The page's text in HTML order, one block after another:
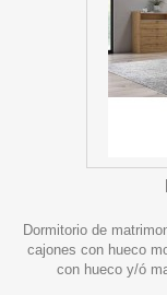
Dormitorio de
cajones con hueco
con hueco y/ó